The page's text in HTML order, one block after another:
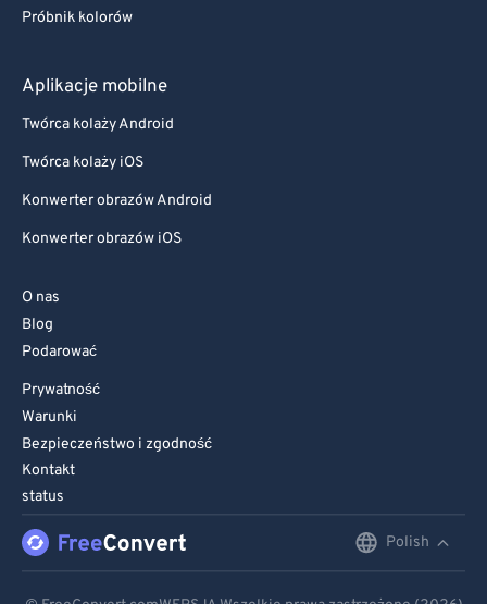
Próbnik kolorów
Aplikacje mobilne
Twórca kolaży Android
Twórca kolaży iOS
Konwerter obrazów Android
Konwerter obrazów iOS
O nas
Blog
Podarować
Prywatność
Warunki
Bezpieczeństwo i zgodność
Kontakt
status
Polish